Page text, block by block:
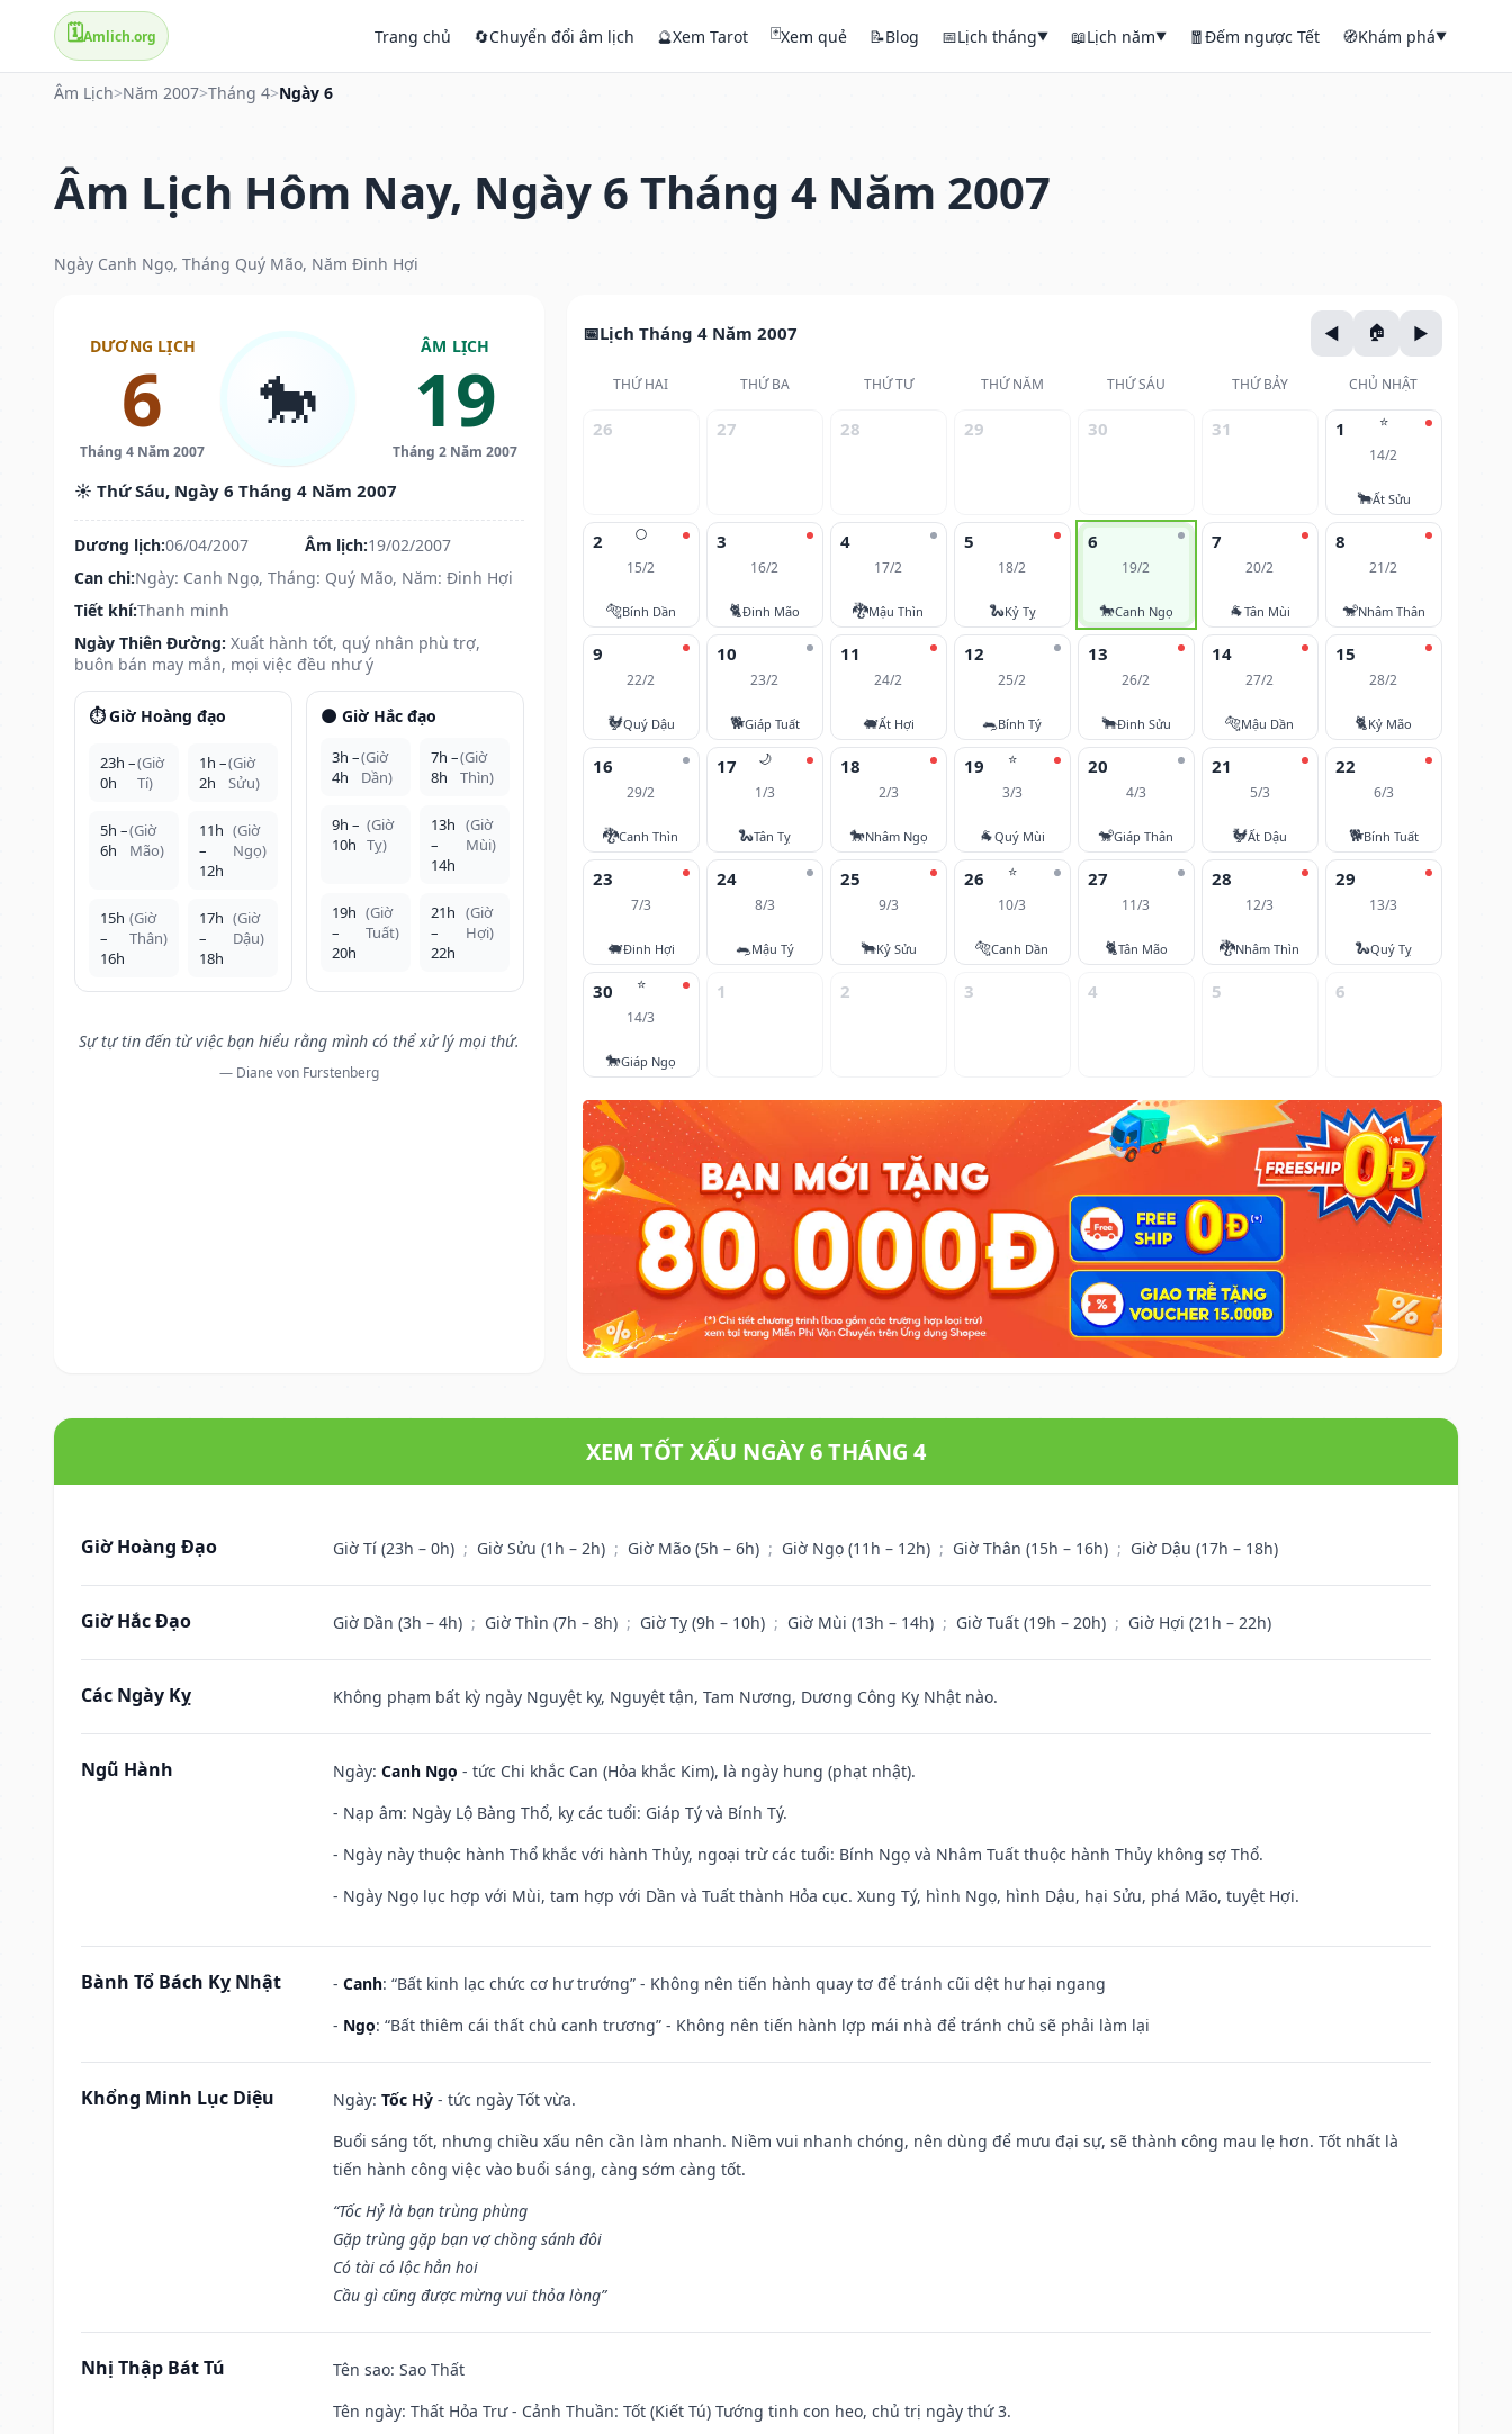
🗓️Amlich.org Trang chủ 🔄Chuyển đổi âm lịch 🔮Xem Tarot 🃏Xem quẻ 📝Blog 📅Lịch tháng▼ 📖Lịch năm▼ 🧧Đếm ngược Tết 🧭Khám phá▼
Âm Lịch>Năm 2007>Tháng 4>Ngày 6
Âm Lịch Hôm Nay, Ngày 6 Tháng 4 Năm 2007
Ngày Canh Ngọ, Tháng Quý Mão, Năm Đinh Hợi
DƯƠNG LỊCH
6
Tháng 4 Năm 2007
🐎
ÂM LỊCH
19
Tháng 2 Năm 2007
☀️ Thứ Sáu, Ngày 6 Tháng 4 Năm 2007
Dương lịch:06/04/2007 Âm lịch:19/02/2007
Can chi:Ngày: Canh Ngọ, Tháng: Quý Mão, Năm: Đinh Hợi
Tiết khí:Thanh minh
Ngày Thiên Đường: Xuất hành tốt, quý nhân phù trợ,
buôn bán may mắn, mọi việc đều như ý
⏱️ Giờ Hoàng đạo
23h –
0h
(Giờ
Tí)
1h –
2h
(Giờ
Sửu)
5h –
6h
(Giờ
Mão)
11h
–
12h
(Giờ
Ngọ)
15h
–
16h
(Giờ
Thân)
17h
–
18h
(Giờ
Dậu)
🌑 Giờ Hắc đạo
3h –
4h
(Giờ
Dần)
7h –
8h
(Giờ
Thìn)
9h –
10h
(Giờ
Tỵ)
13h
–
14h
(Giờ
Mùi)
19h
–
20h
(Giờ
Tuất)
21h
–
22h
(Giờ
Hợi)
Sự tự tin đến từ việc bạn hiểu rằng mình có thể xử lý mọi thứ.
— Diane von Furstenberg
Lịch Tháng 4 Năm 2007
THỨ HAI THỨ BA THỨ TƯ THỨ NĂM THỨ SÁU THỨ BẢY CHỦ NHẬT
26 27 28 29 30 31 ⭐
1
14/2
🐂Ất Sửu
🌕
2
15/2
🐅Bính Dần
3
16/2
🐈Đinh Mão
4
17/2
🐉Mậu Thìn
5
18/2
🐍Kỷ Tỵ
6
19/2
🐎Canh Ngọ
7
20/2
🐐Tân Mùi
8
21/2
🐒Nhâm Thân
9
22/2
🐓Quý Dậu
10
23/2
🐕Giáp Tuất
11
24/2
🐖Ất Hợi
12
25/2
🐀Bính Tý
13
26/2
🐂Đinh Sửu
14
27/2
🐅Mậu Dần
15
28/2
🐈Kỷ Mão
16
29/2
🐉Canh Thìn
🌙
17
1/3
🐍Tân Tỵ
18
2/3
🐎Nhâm Ngọ
⭐
19
3/3
🐐Quý Mùi
20
4/3
🐒Giáp Thân
21
5/3
🐓Ất Dậu
22
6/3
🐕Bính Tuất
23
7/3
🐖Đinh Hợi
24
8/3
🐀Mậu Tý
25
9/3
🐂Kỷ Sửu
⭐
26
10/3
🐅Canh Dần
27
11/3
🐈Tân Mão
28
12/3
🐉Nhâm Thìn
29
13/3
🐍Quý Tỵ
⭐
30
14/3
🐎Giáp Ngọ
1 2 3 4 5 6
XEM TỐT XẤU NGÀY 6 THÁNG 4
Giờ Hoàng Đạo Giờ Tí (23h – 0h) ; Giờ Sửu (1h – 2h) ; Giờ Mão (5h – 6h) ; Giờ Ngọ (11h – 12h) ; Giờ Thân (15h – 16h) ; Giờ Dậu (17h – 18h)
Giờ Hắc Đạo Giờ Dần (3h – 4h) ; Giờ Thìn (7h – 8h) ; Giờ Tỵ (9h – 10h) ; Giờ Mùi (13h – 14h) ; Giờ Tuất (19h – 20h) ; Giờ Hợi (21h – 22h)
Các Ngày Kỵ Không phạm bất kỳ ngày Nguyệt kỵ, Nguyệt tận, Tam Nương, Dương Công Kỵ Nhật nào.
Ngũ Hành Ngày: Canh Ngọ - tức Chi khắc Can (Hỏa khắc Kim), là ngày hung (phạt nhật).
- Nạp âm: Ngày Lộ Bàng Thổ, kỵ các tuổi: Giáp Tý và Bính Tý.
- Ngày này thuộc hành Thổ khắc với hành Thủy, ngoại trừ các tuổi: Bính Ngọ và Nhâm Tuất thuộc hành Thủy không sợ Thổ.
- Ngày Ngọ lục hợp với Mùi, tam hợp với Dần và Tuất thành Hỏa cục. Xung Tý, hình Ngọ, hình Dậu, hại Sửu, phá Mão, tuyệt Hợi.
Bành Tổ Bách Kỵ Nhật - Canh: “Bất kinh lạc chức cơ hư trướng” - Không nên tiến hành quay tơ để tránh cũi dệt hư hại ngang
- Ngọ: “Bất thiêm cái thất chủ canh trương” - Không nên tiến hành lợp mái nhà để tránh chủ sẽ phải làm lại
Khổng Minh Lục Diệu Ngày: Tốc Hỷ - tức ngày Tốt vừa.
Buổi sáng tốt, nhưng chiều xấu nên cần làm nhanh. Niềm vui nhanh chóng, nên dùng để mưu đại sự, sẽ thành công mau lẹ hơn. Tốt nhất là
tiến hành công việc vào buổi sáng, càng sớm càng tốt.
“Tốc Hỷ là bạn trùng phùng
Gặp trùng gặp bạn vợ chồng sánh đôi
Có tài có lộc hẳn hoi
Cầu gì cũng được mừng vui thỏa lòng”
Nhị Thập Bát Tú Tên sao: Sao Thất
Tên ngày: Thất Hỏa Trư - Cảnh Thuần: Tốt (Kiết Tú) Tướng tinh con heo, chủ trị ngày thứ 3.